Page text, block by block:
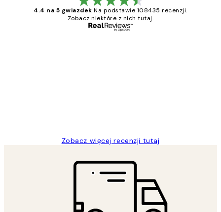
4.4 na 5 gwiazdek Na podstawie 108435 recenzji.
Zobacz niektóre z nich tutaj.
Zobacz więcej recenzji tutaj